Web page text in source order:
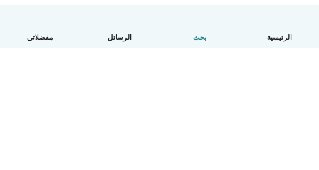
الرئيسية بحث الرسائل مفضلاتي